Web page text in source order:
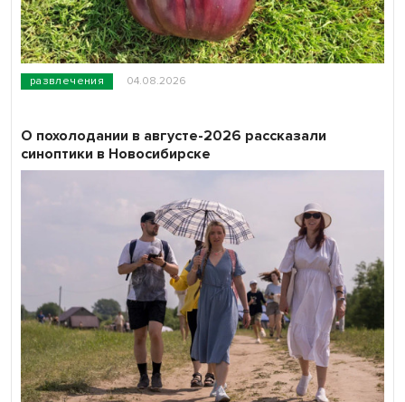
развлечения 04.08.2026
О похолодании в августе-2026 рассказали
синоптики в Новосибирске